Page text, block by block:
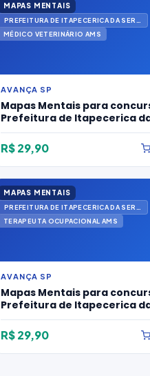
MAPAS MENTAIS
MÉDICO VETERINÁRIO AMS
AVANÇA SP
Mapas Mentais para
Prefeitura de Itapecerica
2026 para Médico
R$ 29,90
MAPAS MENTAIS
TERAPEUTA OCUPACIONAL AMS
AVANÇA SP
Mapas Mentais para
Prefeitura de Itapecerica
2026 para Terapeuta
Ams
R$ 29,90